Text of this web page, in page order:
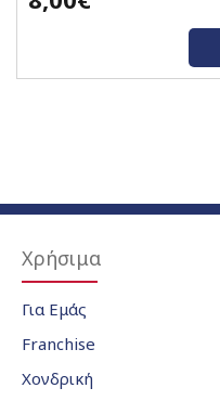
Χρήσιμα
Για Εμάς
Franchise
Χονδρική